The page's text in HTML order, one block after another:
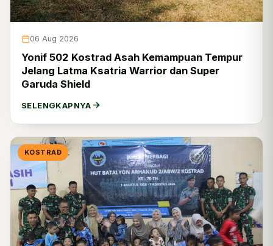
06 Aug 2026
Yonif 502 Kostrad Asah Kemampuan Tempur
Jelang Latma Ksatria Warrior dan Super
Garuda Shield
SELENGKAPNYA
KOSTRAD